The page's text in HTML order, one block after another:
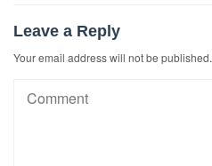
Leave a Reply
Your email address will not be published.